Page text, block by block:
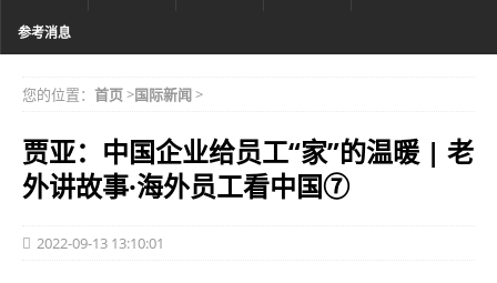
参考消息
您的位置： 首页>国际新闻>
贾亚：中国企业给员工“家”的温暖 | 老
外讲故事·海外员工看中国⑦
2022-09-13 13:10:01